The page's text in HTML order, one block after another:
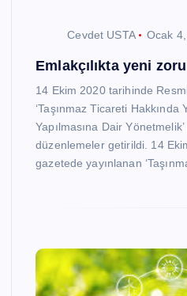
Cevdet USTA Ocak
Emlakçılıkta yeni
14 Ekim 2020 tarihinde
‘Taşınmaz Ticareti
Yapılmasına Dair
düzenlemeler getirildi. 14
gazetede yayınlanan